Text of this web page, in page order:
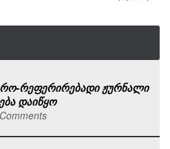
რეფერირებადი ჟურნალი
დაიწყო